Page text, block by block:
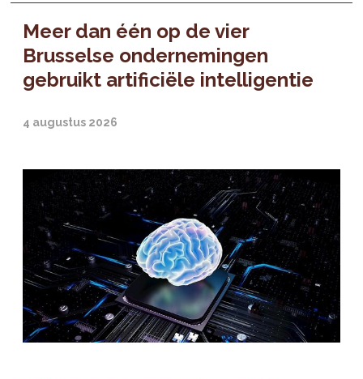
Meer dan één op de vier
Brusselse ondernemingen
gebruikt artificiële intelligentie
4 augustus 2026